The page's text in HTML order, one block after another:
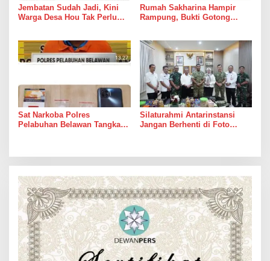
Jembatan Sudah Jadi, Kini
Warga Desa Hou Tak Perlu
Rumah Sakharina Hampir
Rampung, Bukti Gotong
Sat Narkoba Polres
Pelabuhan Belawan Tangkap
Silaturahmi Antarinstansi
Jangan Berhenti di Foto